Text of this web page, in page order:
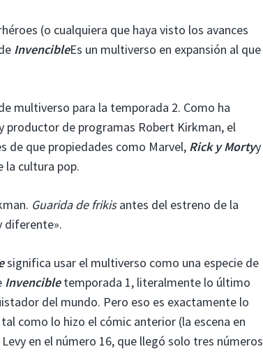
(o cualquiera que haya visto los avances
InvencibleEs un multiverso en expansión al que
multiverso para la temporada 2. Como ha
de programas Robert Kirkman, el
de que propiedades como Marvel, Rick y Mortyy
la cultura pop.
Guarida de frikisantes del estreno de la
diferente».
significa usar el multiverso como una especie de
Invencibletemporada 1, literalmente lo último
del mundo. Pero eso es exactamente lo
como lo hizo el cómic anterior (la escena en
en el número 16, que llegó solo tres números